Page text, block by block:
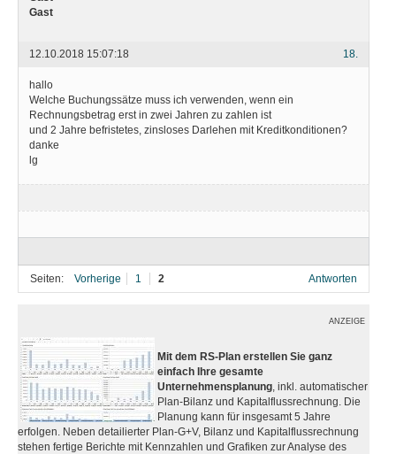
Gast
18.
12.10.2018 15:07:18
hallo
Welche Buchungssätze muss ich verwenden, wenn ein
Rechnungsbetrag erst in zwei Jahren zu zahlen ist
und 2 Jahre befristetes, zinsloses Darlehen mit Kreditkonditionen?
danke
lg
Seiten: Vorherige 1 2 Antworten
ANZEIGE
Mit dem RS-Plan erstellen Sie ganz
einfach Ihre gesamte
Unternehmensplanung , inkl. automatischer
Plan-Bilanz und Kapitalflussrechnung. Die
Planung kann für insgesamt 5 Jahre
erfolgen. Neben detailierter Plan-G+V, Bilanz und Kapitalflussrechnung
stehen fertige Berichte mit Kennzahlen und Grafiken zur Analyse des